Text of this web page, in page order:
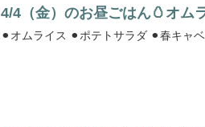
4/4（金）のお昼ごはん🥚オム
⚫︎オムライス ⚫︎ポ